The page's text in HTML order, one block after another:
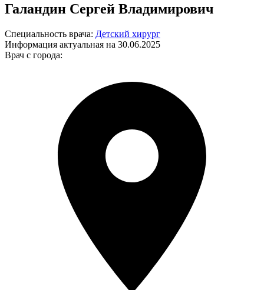
Галандин Сергей Владимирович
Специальность врача: Детский хирург
Информация актуальная на 30.06.2025
Врач с города: